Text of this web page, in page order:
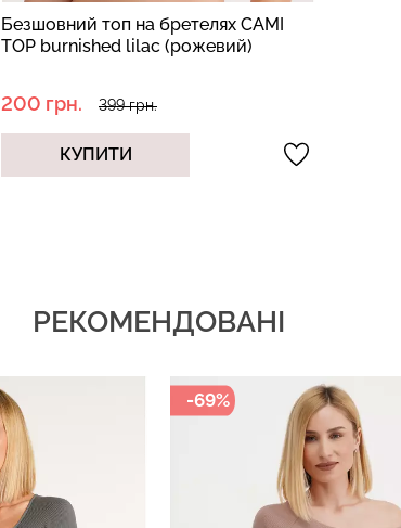
Безшовний топ на бретелях CAMI
TOP burnished lilac (рожевий)
200 грн. 399 грн.
КУПИТИ
РЕКОМЕНДОВАНІ
-69%